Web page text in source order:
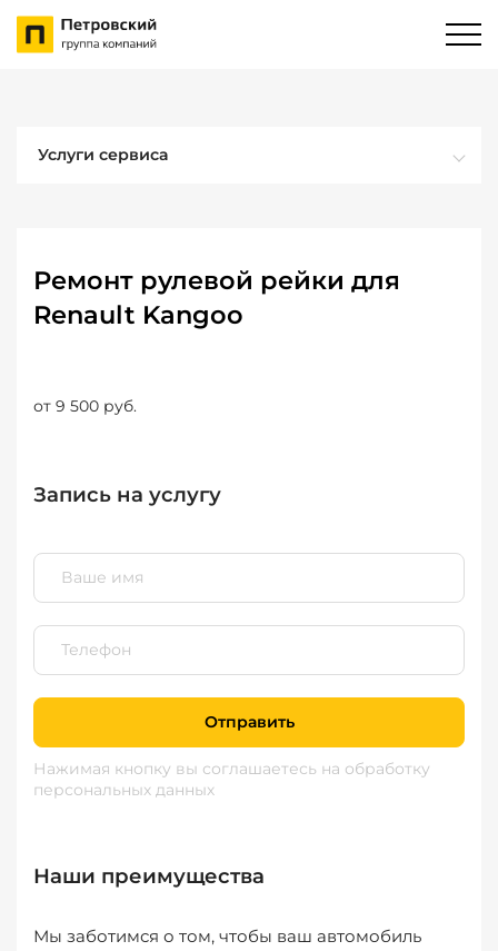
Услуги сервиса
Ремонт рулевой рейки для
Renault Kangoo
от 9 500 руб.
Запись на услугу
Отправить
Нажимая кнопку вы соглашаетесь на обработку
персональных данных
Наши преимущества
Мы заботимся о том, чтобы ваш автомобиль